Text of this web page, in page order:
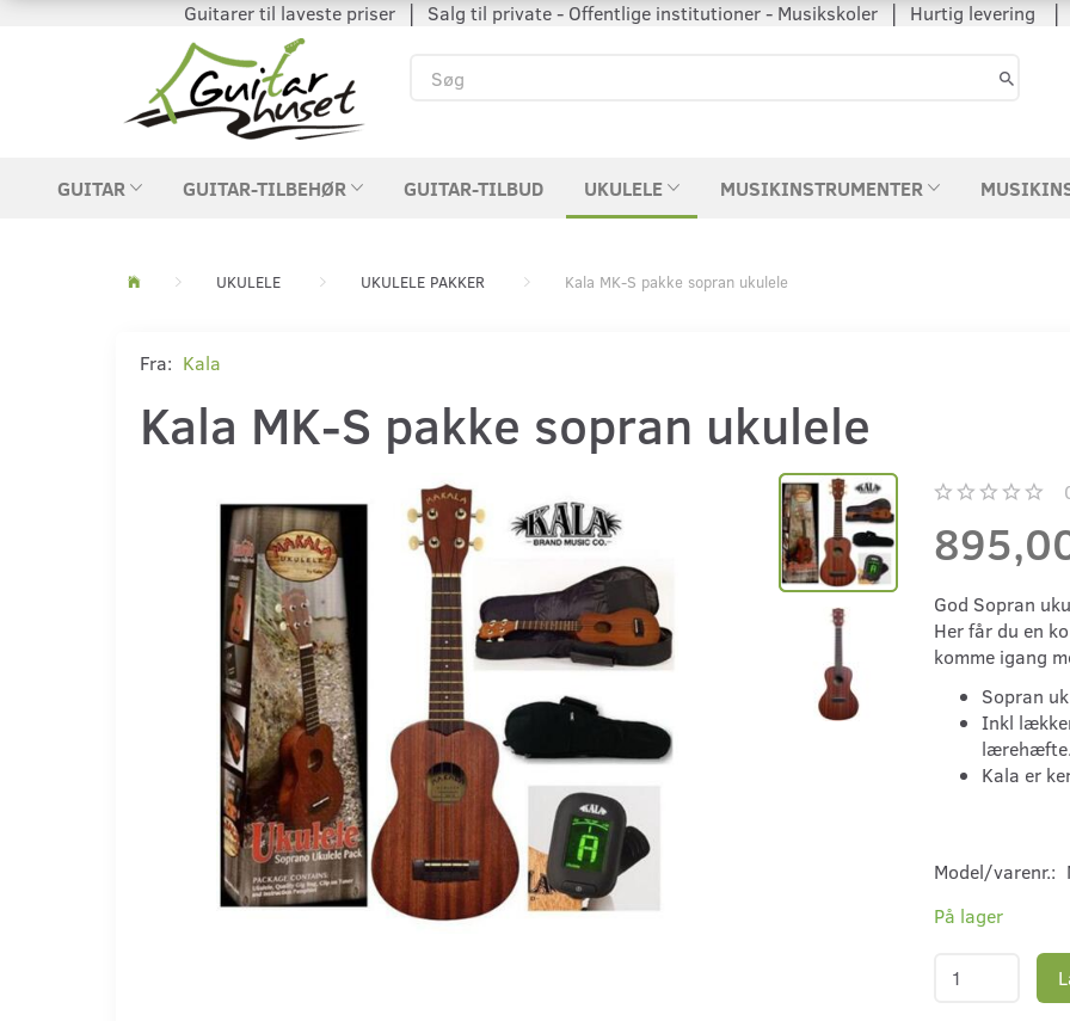
Guitarer til laveste priser │ Salg til private - Offentlige institutioner - Musikskoler │ Hurtig levering │
GUITAR GUITAR-TILBEHØR GUITAR-TILBUD UKULELE MUSIKINSTRUMENTER
UKULELE UKULELE PAKKER Kala MK-S pakke sopran ukulele
Fra: Kala
Kala MK-S pakke sopran ukulele
God Sopran
Her får du en
komme igang
Sopran
Inkl
Kala er
Model/varenr.:
På lager